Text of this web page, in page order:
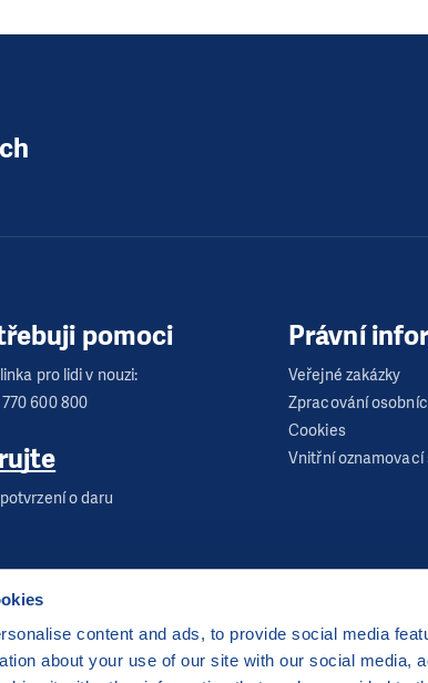
content and ads, to provide social media
about your use of our site with our social media,
pomoci
pro lidi v nouzi:
600 800
o daru
Právní
Veřejné zakázky
Zpracování
Cookies
Vnitřní oznamovací
00 Praha 2